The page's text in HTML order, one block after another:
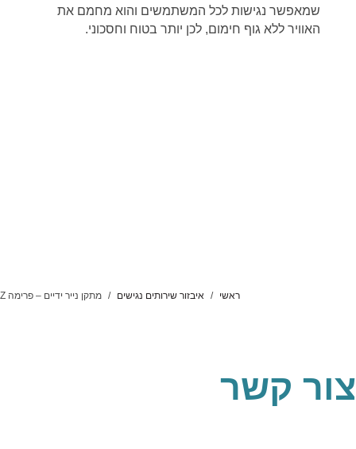
שמאפשר נגישות לכל המשתמשים והוא מחמם את
האוויר ללא גוף חימום, לכן יותר בטוח וחסכוני.
ראשי איבזור שירותים נגישים מתקן נייר ידיים – פרימה Z
צור קשר